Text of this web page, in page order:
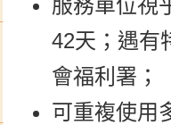
服務單位視
42天；遇有
會福利署；
可重複使用